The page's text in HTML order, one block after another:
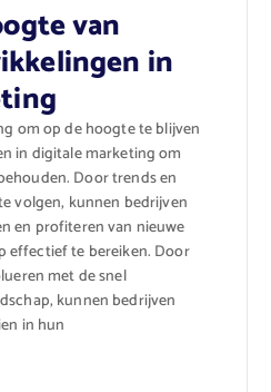
van
in
om op de hoogte te blijven
in digitale marketing om
Door trends en
volgen, kunnen bedrijven
en profiteren van nieuwe
effectief te bereiken. Door
met de snel
kunnen bedrijven
in hun